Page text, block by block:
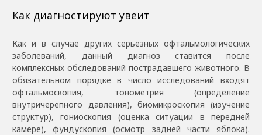
Как диагностируют увеит
Как и в случае других серьёзных офтальмологических
заболеваний, данный диагноз ставится после
комплексных обследований пострадавшего животного. В
обязательном порядке в число исследований входят
офтальмоскопия, тонометрия (определение
внутричерепного давления), биомикроскопия (изучение
структур), гониоскопия (оценка ситуации в передней
камере), фундускопия (осмотр задней части яблока).